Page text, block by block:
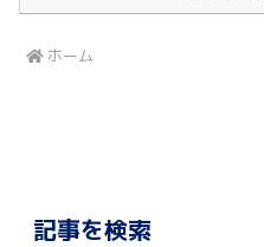
ホーム
記事を検索